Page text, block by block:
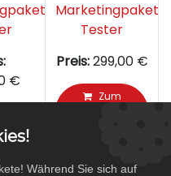
€
Marketingpaket
Tester
Preis:299,00€
Zum
Während Sie sich auf